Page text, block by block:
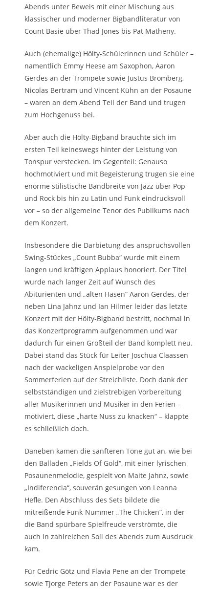
Abends unter Beweis mit einer Mischung aus
klassischer und moderner Bigbandliteratur von
Count Basie über Thad Jones bis Pat Matheny.
Auch (ehemalige) Hölty-Schülerinnen und Schüler –
namentlich Emmy Heese am Saxophon, Aaron
Gerdes an der Trompete sowie Justus Bromberg,
Nicolas Bertram und Vincent Kühn an der Posaune
– waren an dem Abend Teil der Band und trugen
zum Hochgenuss bei.
Aber auch die Hölty-Bigband brauchte sich im
ersten Teil keineswegs hinter der Leistung von
Tonspur verstecken. Im Gegenteil: Genauso
hochmotiviert und mit Begeisterung trugen sie eine
enorme stilistische Bandbreite von Jazz über Pop
und Rock bis hin zu Latin und Funk eindrucksvoll
vor – so der allgemeine Tenor des Publikums nach
dem Konzert.
Insbesondere die Darbietung des anspruchsvollen
Swing-Stückes „Count Bubba“ wurde mit einem
langen und kräftigen Applaus honoriert. Der Titel
wurde nach langer Zeit auf Wunsch des
Abiturienten und „alten Hasen“ Aaron Gerdes, der
neben Lina Jahnz und Ian Hilmer leider das letzte
Konzert mit der Hölty-Bigband bestritt, nochmal in
das Konzertprogramm aufgenommen und war
dadurch für einen Großteil der Band komplett neu.
Dabei stand das Stück für Leiter Joschua Claassen
nach der wackeligen Anspielprobe vor den
Sommerferien auf der Streichliste. Doch dank der
selbstständigen und zielstrebigen Vorbereitung
aller Musikerinnen und Musiker in den Ferien –
motiviert, diese „harte Nuss zu knacken“ – klappte
es schließlich doch.
Daneben kamen die sanfteren Töne gut an, wie bei
den Balladen „Fields Of Gold“, mit einer lyrischen
Posaunenmelodie, gespielt von Maite Jahnz, sowie
„Indiferencia“, souverän gesungen von Leanna
Hefle. Den Abschluss des Sets bildete die
mitreißende Funk-Nummer „The Chicken“, in der
die Band spürbare Spielfreude verströmte, die
auch in zahlreichen Soli des Abends zum Ausdruck
kam.
Für Cedric Götz und Flavia Pene an der Trompete
sowie Tjorge Peters an der Posaune war es der